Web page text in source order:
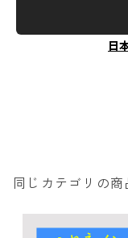
日
同じカテゴリの商